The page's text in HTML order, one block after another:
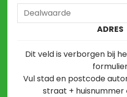
Dit veld is verborgen bij
ADRES
Vul stad en postcode
straat + huisnummer